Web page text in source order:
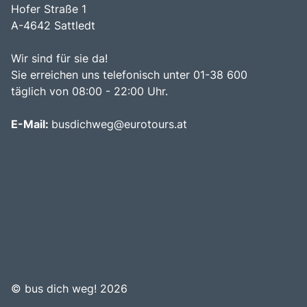
Hofer Straße 1
A-4642 Sattledt
Wir sind für sie da!
Sie erreichen uns telefonisch unter 01-38 600
täglich von 08:00 - 22:00 Uhr.
E-Mail: busdichweg@eurotours.at
© bus dich weg! 2026